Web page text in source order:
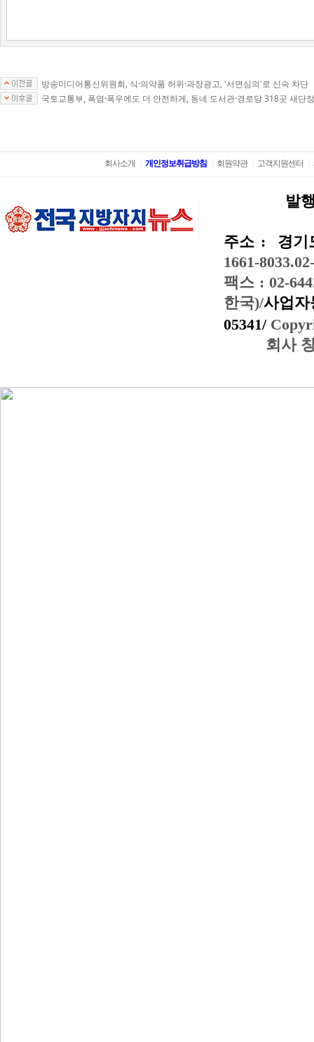
방송미디어통신위원회, 식·의약품 허위·과장광고, '서면심의'로 신속 차단
국토교통부, 폭염·폭우에도 더 안전하게, 동네 도서관·경로당 318곳 새단장
회사소개 개인정보취급방침 회원약관 고객지원센터
발
주소 :
경기
1661-
팩스 : 02-
한국)/사업
05341/
회사 창간